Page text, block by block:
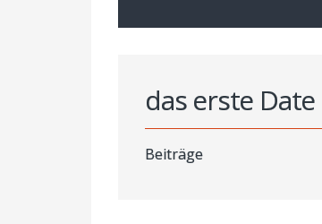
das erste Date
Beiträge